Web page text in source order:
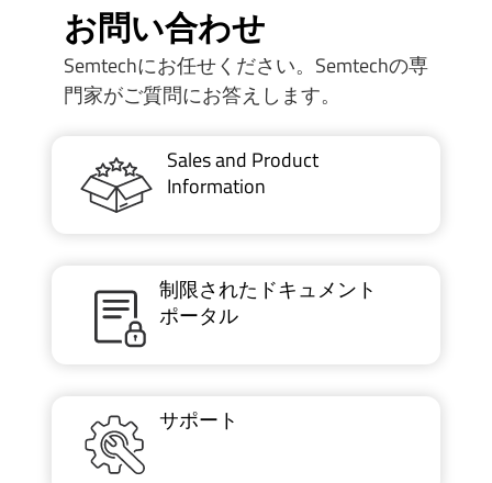
お問い合わせ
Semtechにお任せください。Semtechの専
門家がご質問にお答えします。
Sales and Product
Information
制限されたドキュメント
ポータル
サポート